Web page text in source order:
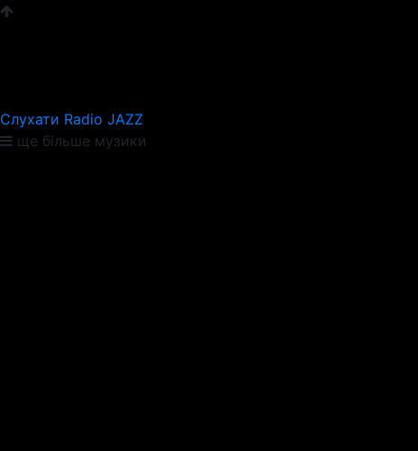
Слухати Radio JAZZ
ще більше музики